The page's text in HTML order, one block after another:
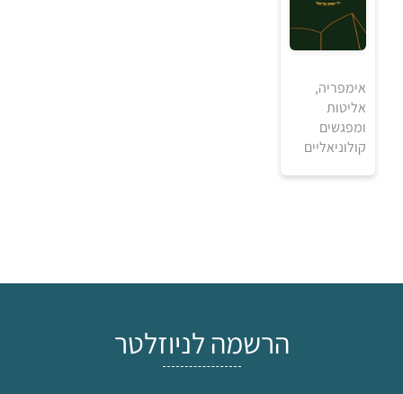
₪
למידע ולרכישה
אימפריה,
אליטות
ומפגשים
קולוניאליים
הרשמה לניוזלטר